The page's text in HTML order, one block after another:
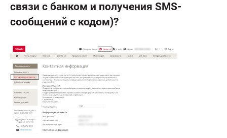
связи с банком и получения SMS-
сообщений с кодом)?